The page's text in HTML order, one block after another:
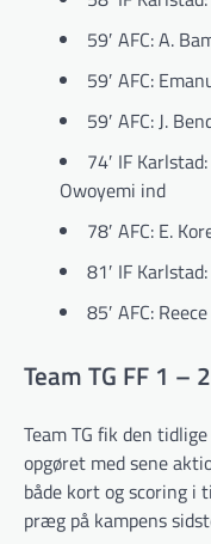
59′ AFC: A.
59′ AFC:
59′ AFC: J.
74′ IF
Owoyemi ind
78′ AFC: E.
81′ IF
85′ AFC:
Team TG FF 1 –
Team TG fik den
opgøret med sene
både kort og scoring
præg på kampens